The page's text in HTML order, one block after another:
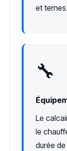
et ternes.
🔧
Le
le
durée de